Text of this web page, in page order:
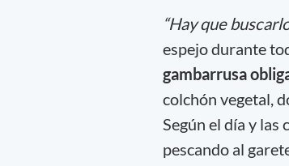
“Hay que
espejo durante
gambarrusa
colchón vegetal,
Según el día y las
pescando al